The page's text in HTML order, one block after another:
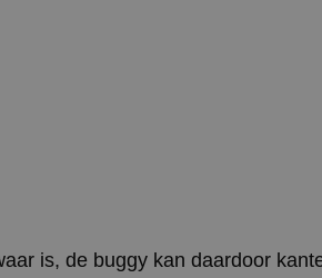
is, de buggy kan daardoor